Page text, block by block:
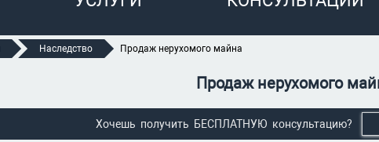
Наследство Продаж нерухомого майна
Продаж нерухомого
Хочешь получить БЕСПЛАТНУЮ консультацию?